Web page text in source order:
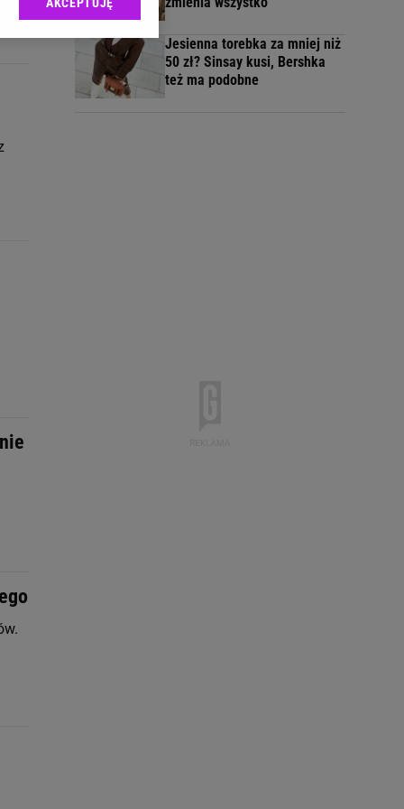
Jesienna torebka za mniej niż
50 zł? Sinsay kusi, Bershka
też ma podobne
sp. z o.o., jej
danych poprzez
Zmiana ustawień
celów identyfikacji.
reklam i treści,